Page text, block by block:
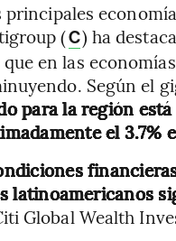
principales
(C) ha
en las
Según el
para la región
el 3.7%
latinoamericanos
Global Wealth